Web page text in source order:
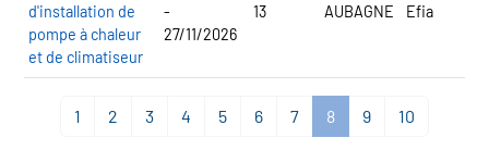
d'installation de
pompe à chaleur
et de climatiseur
-
27/11/2026
13 AUBAGNE Efia
1 2 3 4 5 6 7 8 9 10